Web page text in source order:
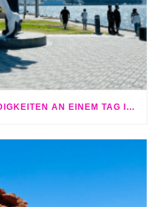
SAN DIEGO SEHENSWÜRDIGKEITEN AN EINEM TAG IN 2023